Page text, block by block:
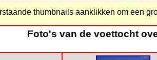
thumbnails aanklikken om een
Foto's van de voettocht